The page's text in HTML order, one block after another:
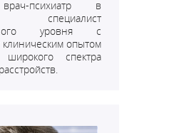
психиатр в
специалист
уровня с
опытом
спектра